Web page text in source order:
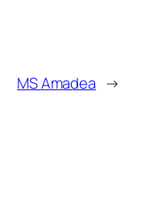
MS Amadea →